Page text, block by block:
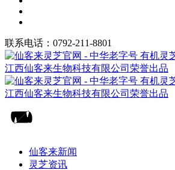
联系电话：0792-211-8801
仙客来新闻
灵芝资讯